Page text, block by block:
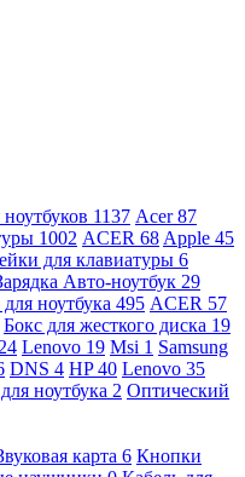
1137 Acer87
1002 ACER 68 Apple 45
для клавиатуры 6
Авто-ноутбук 29
ноутбука 495 ACER 57
Бокс для жесткого диска 19
24 Lenovo 19 Msi 1 Samsung
DNS 4 HP40 Lenovo 35
ноутбука 2 Оптический
карта 6 Кнопки